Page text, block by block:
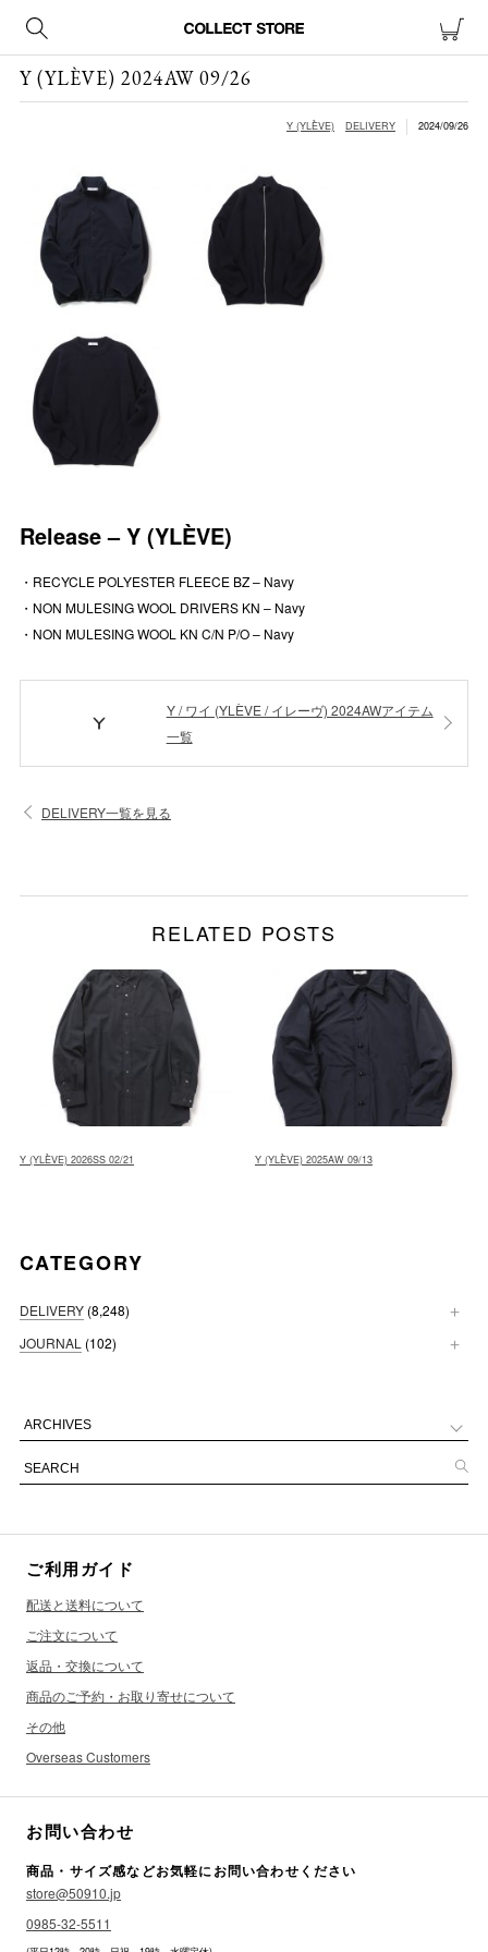
Y (YLÈVE) 2024AW 09/26
Y (YLÈVE) DELIVERY 2024/09/26
Release – Y (YLÈVE)
・RECYCLE POLYESTER FLEECE BZ – Navy
・NON MULESING WOOL DRIVERS KN – Navy
・NON MULESING WOOL KN C/N P/O – Navy
Y / ワイ (YLÈVE / イレーヴ) 2024AWアイテム
一覧
DELIVERY一覧を見る
RELATED POSTS
Y (YLÈVE) 2026SS 02/21 Y (YLÈVE) 2025AW 09/13
CATEGORY
DELIVERY (8,248)
JOURNAL (102)
ご利用ガイド
配送と送料について
ご注文について
返品・交換について
商品のご予約・お取り寄せについて
その他
Overseas Customers
お問い合わせ
商品・サイズ感などお気軽にお問い合わせください
store@50910.jp
0985-32-5511